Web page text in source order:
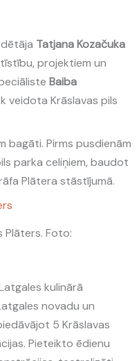
Tatjana Kozačuka
projektiem un
Baiba
veidota Krāslavas pils
bagāti. Pirms pusdienām
parka celiņiem, baudot
Plātera stāstījumā.
Plāters. Foto:
kulinārā
novadu un
5 Krāslavas
Pieteikto ēdienu